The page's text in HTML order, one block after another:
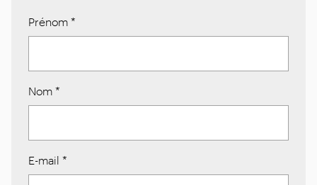
Prénom *
Nom *
E-mail *